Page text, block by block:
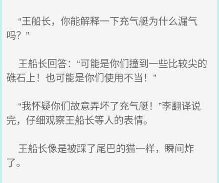
“王船长，你能解释一下充气艇为什么漏气
吗？”
王船长回答：“可能是你们撞到一些比较尖的
礁石上！也可能是你们使用不当！”
“我怀疑你们故意弄坏了充气艇！”李翻译说
完，仔细观察王船长等人的表情。
王船长像是被踩了尾巴的猫一样，瞬间炸
了。